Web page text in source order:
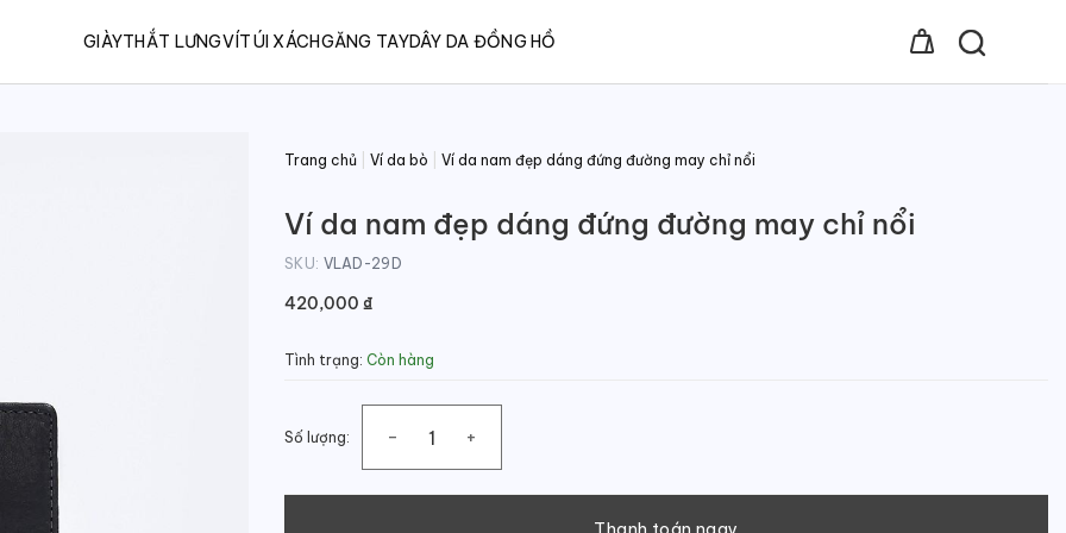
GIÀYTHẮT LƯNGVÍTÚI XÁCHGĂNG TAYDÂY DA ĐỒNG HỒ
Trang chủ Ví da bò Ví da nam đẹp dáng đứng đường may chỉ nổi
Ví da nam đẹp dáng đứng đường may chỉ nổi
SKU: VLAD-29D
420,000 ₫
Tình trạng: Còn hàng
Số lượng:
Ví da nam đẹp dáng đứng đường may chỉ nổi số lượng